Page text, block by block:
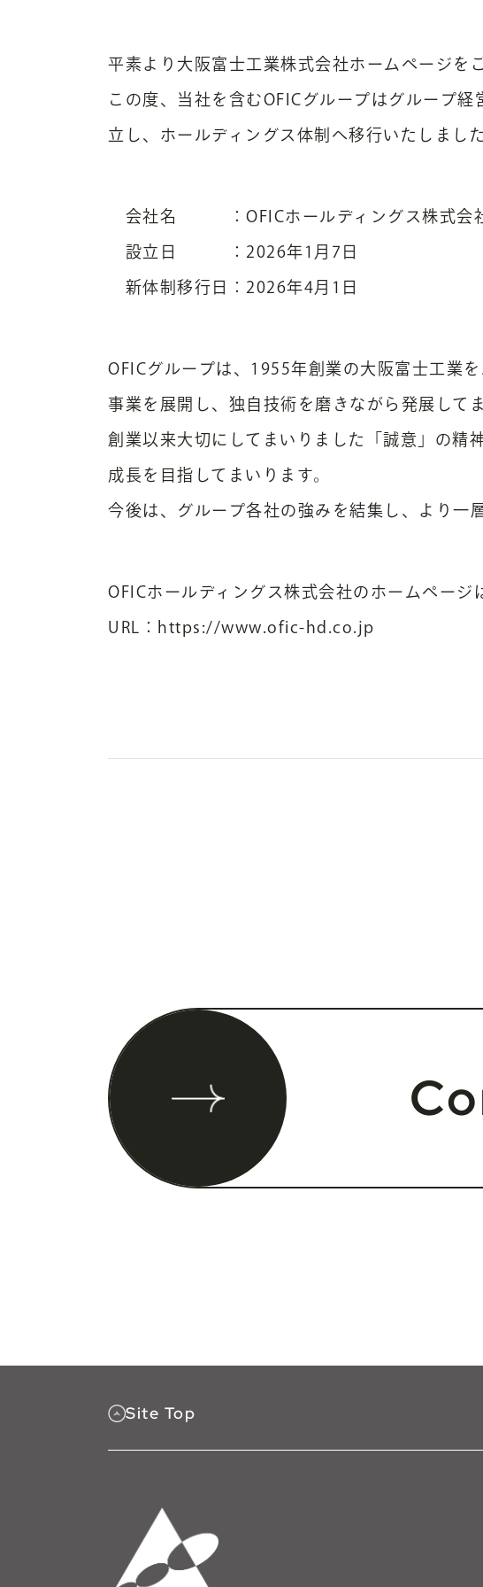
平素より大阪富士工業株式会社ホームページを
この度、当社を含むOFICグループはグループ
立し、ホールディングス体制へ移行いたしました
会社名 ：OFICホールディングス株式会
設立日 ：2026年1月7日
新体制移行日：2026年4月1日
OFICグループは、1955年創業の大阪富士工業
事業を展開し、独自技術を磨きながら発展して
創業以来大切にしてまいりました「誠意」の精
成長を目指してまいります。
今後は、グループ各社の強みを結集し、より一
OFICホールディングス株式会社のホームページ
URL： https://www.ofic-hd.co.jp
Site Top